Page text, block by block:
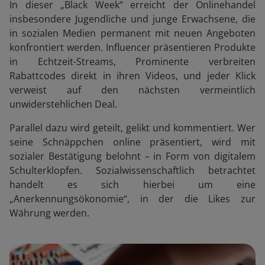
In dieser „Black Week“ erreicht der Onlinehandel
insbesondere Jugendliche und junge Erwachsene, die
in sozialen Medien permanent mit neuen Angeboten
konfrontiert werden. Influencer präsentieren Produkte
in Echtzeit-Streams, Prominente verbreiten
Rabattcodes direkt in ihren Videos, und jeder Klick
verweist auf den nächsten vermeintlich
unwiderstehlichen Deal.
Parallel dazu wird geteilt, gelikt und kommentiert. Wer
seine Schnäppchen online präsentiert, wird mit
sozialer Bestätigung belohnt – in Form von digitalem
Schulterklopfen. Sozialwissenschaftlich betrachtet
handelt es sich hierbei um eine
„Anerkennungsökonomie“, in der die Likes zur
Währung werden.